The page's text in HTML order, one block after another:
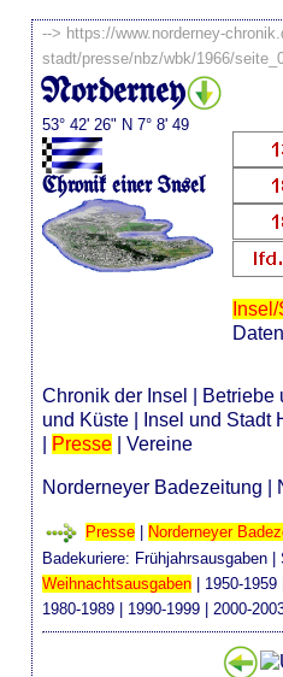
--> https://www.norderney-
stadt/presse/nbz/wbk/1966/
Norderney
53° 42' 26" N 7° 8' 49
Chronik einer Insel
Chronik der Insel Betriebe
und Küste
Insel und Stadt
Presse |Vereine
Norderneyer Badezeitung
Presse Norderneyer
Badekuriere: Frühjahrsausgaben |
Weihnachtsausgaben | 1950-1959
1980-1989 | 1990-1999 | 2000-